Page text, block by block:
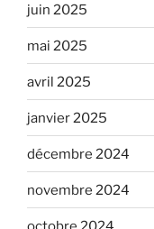
juin 2025
mai 2025
avril 2025
janvier 2025
décembre 2024
novembre 2024